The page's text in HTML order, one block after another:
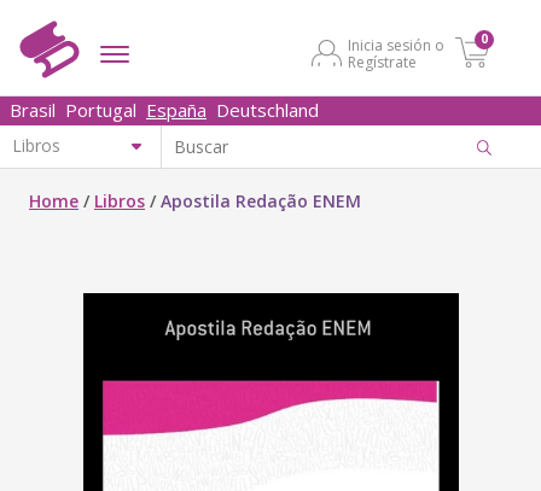
Inicia sesión o
Regístrate
0
Brasil Portugal España Deutschland
Home / Libros /Apostila Redação ENEM